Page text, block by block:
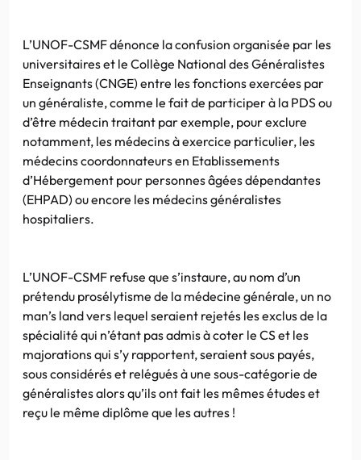
L’UNOF-CSMF dénonce la confusion organisée par les
universitaires et le Collège National des Généralistes
Enseignants (CNGE) entre les fonctions exercées par
un généraliste, comme le fait de participer à la PDS ou
d’être médecin traitant par exemple, pour exclure
notamment, les médecins à exercice particulier, les
médecins coordonnateurs en Etablissements
d’Hébergement pour personnes âgées dépendantes
(EHPAD) ou encore les médecins généralistes
hospitaliers.
L’UNOF-CSMF refuse que s’instaure, au nom d’un
prétendu prosélytisme de la médecine générale, un no
man’s land vers lequel seraient rejetés les exclus de la
spécialité qui n’étant pas admis à coter le CS et les
majorations qui s’y rapportent, seraient sous payés,
sous considérés et relégués à une sous-catégorie de
généralistes alors qu’ils ont fait les mêmes études et
reçu le même diplôme que les autres !